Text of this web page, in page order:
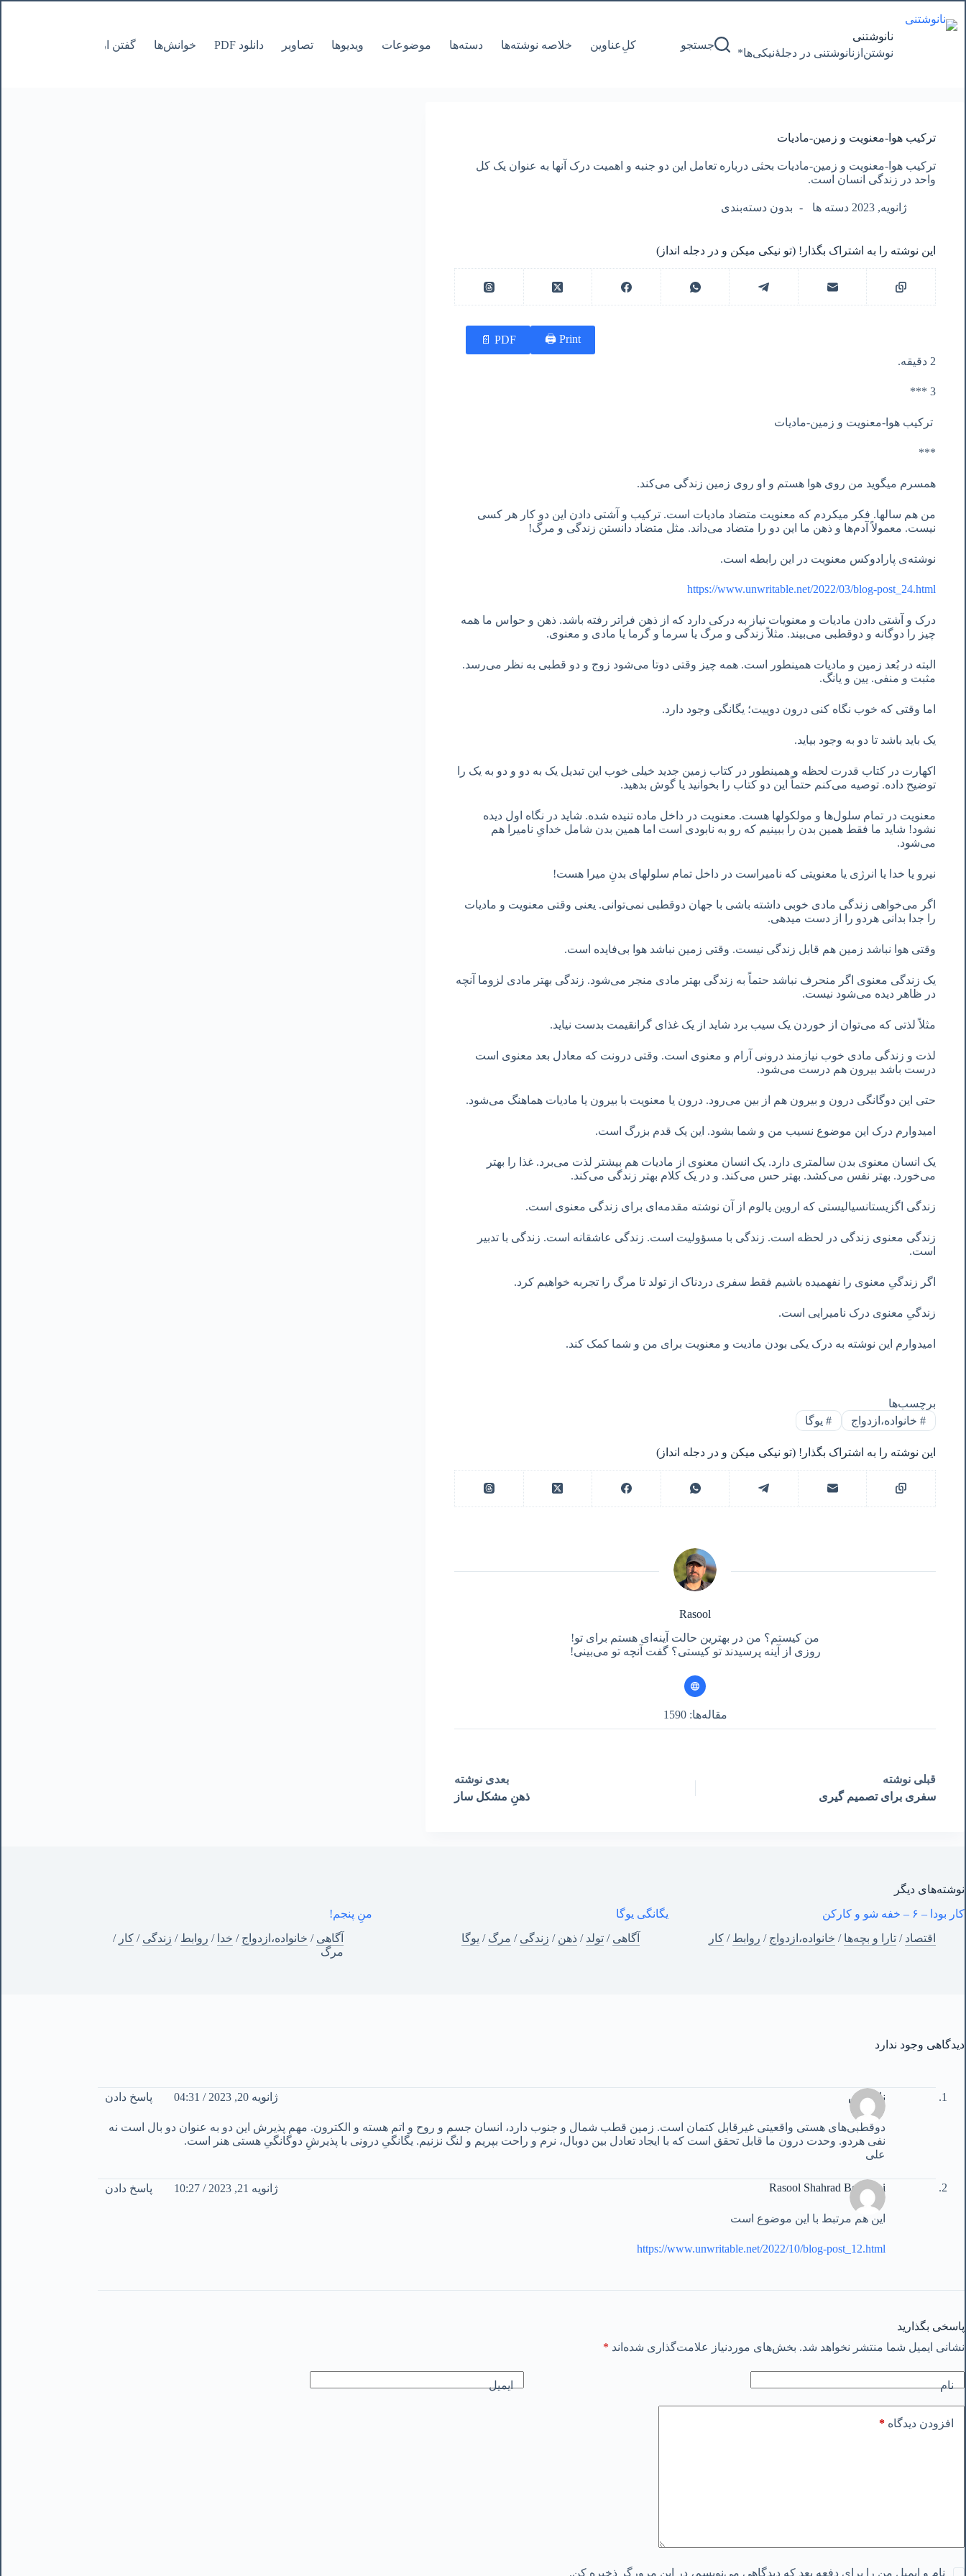
به
محتوا
نانوشتنی
نوشتن‌از‌نانوشتنی‌ در‌ دجلۀنیکی‌ها*
جستجو کل‌ِعناوین خلاصه نوشته‌ها دسته‌ها موضوعات ویدیوها تصاویر دانلود PDF خوانش‌ها گفتن از نانوشتنی
ترکیب هوا-معنویت و زمین-مادیات
ترکیب هوا-معنویت و زمین-مادیات بحثی درباره تعامل این دو جنبه و اهمیت درک آنها به عنوان یک کل
واحد در زندگی انسان است.
ژانویه, 2023 دسته ها بدون دسته‌بندی
این نوشته را به اشتراک بگذار! (تو نیکی میکن و در دجله انداز)
Print 🖨
PDF 📄
2 دقیقه.
3 ***
ترکیب هوا-معنویت و زمین-مادیات
***
همسرم میگوید من روی هوا هستم و او روی زمین زندگی می‌کند.
من هم سالها. فکر میکردم که معنویت متضاد مادیات است. ترکیب و آشتی دادن این دو کار هر کسی
نیست. معمولاً آدم‌ها و ذهن ما این دو را متضاد می‌داند. مثل متضاد دانستن زندگی و مرگ!
نوشته‌ی پارادوکس معنویت در این رابطه است.
https://www.unwritable.net/2022/03/blog-post_24.html
درک و آشتی دادن مادیات و معنویات نیاز به درکی دارد که از ذهن فراتر رفته باشد. ذهن و حواس ما همه
چیز را دوگانه و دوقطبی می‌بیند. مثلاً زندگی و مرگ یا سرما و گرما یا مادی و معنوی.
البته در بُعد زمین و مادیات همینطور است. همه چیز وقتی دوتا می‌شود زوج و دو قطبی به نظر می‌رسد.
مثبت و منفی. یین و یانگ.
اما وقتی که خوب نگاه کنی درون دوییت؛ یگانگی وجود دارد.
یک باید باشد تا دو به وجود بیاید.
اکهارت در کتاب قدرت لحظه و همینطور در کتاب زمین جدید خیلی خوب این تبدیل یک به دو و دو به یک را
توضیح داده. توصیه می‌کنم حتماً این دو کتاب را بخوانید یا گوش بدهید.
معنویت در تمام سلول‌ها و مولکولها هست. معنویت در داخل ماده تنیده شده. شاید در نگاه اول دیده
نشود! شاید ما فقط همین بدن را ببینیم که رو به نابودی است اما همین بدن شامل خدایِ نامیرا هم
می‌شود.
نیرو یا خدا یا انرژی یا معنویتی که نامیراست در داخل تمام سلولهای بدنِ میرا هست!
اگر می‌خواهی زندگی مادی خوبی داشته باشی با جهان دوقطبی نمی‌توانی. یعنی وقتی معنویت و مادیات
را جدا بدانی هردو را از دست میدهی.
وقتی هوا نباشد زمین هم قابل زندگی نیست. وقتی زمین نباشد هوا بی‌فایده است.
یک زندگی معنوی اگر منحرف نباشد حتماً به زندگی بهتر مادی منجر می‌شود. زندگی بهتر مادی لزوما آنچه
در ظاهر دیده می‌شود نیست.
مثلاً لذتی که می‌توان از خوردن یک سیب برد شاید از یک غذای گرانقیمت بدست نیاید.
لذت و زندگی مادی خوب نیازمند درونی آرام و معنوی است. وقتی درونت که معادل بعد معنوی است
درست باشد بیرون هم درست می‌شود.
حتی این دوگانگی درون و بیرون هم از بین می‌رود. درون یا معنویت با بیرون یا مادیات هماهنگ می‌شود.
امیدوارم درک این موضوع نسیب من و شما بشود. این یک قدم بزرگ است.
یک انسان معنوی بدن سالمتری دارد. یک انسان معنوی از مادیات هم بیشتر لذت می‌برد. غذا را بهتر
می‌خورد. بهتر نفس می‌کشد. بهتر حس می‌کند. و در یک کلام بهتر زندگی می‌کند.
زندگی اگزیستانسیالیستی که اروین یالوم از آن نوشته مقدمه‌ای برای زندگی معنوی است.
زندگی معنوی زندگی در لحظه است. زندگی با مسؤولیت است. زندگی عاشقانه است. زندگی با تدبیر
است.
اگر زندگیِ معنوی را نفهمیده باشیم فقط سفری دردناک از تولد تا مرگ را تجربه خواهیم کرد.
زندگیِ معنوی درک نامیرایی است.
امیدوارم این نوشته به درک یکی بودن مادیت و معنویت برای من و شما کمک کند.
برچسب‌ها
#خانواده،ازدواج #یوگا
این نوشته را به اشتراک بگذار! (تو نیکی میکن و در دجله انداز)
Rasool
من کیستم؟ من در بهترین حالت آینه‌ای هستم برای تو!
روزی از آینه پرسیدند تو کیستی؟ گفت آنچه تو می‌بینی!
مقاله‌ها: 1590
قبلی نوشته
سفری برای تصمیم گیری
بعدی نوشته
ذهنِ مشکل ساز
نوشته‌های‌ دیگر
کار بودا – ۶ – خفه شو و کارکن
اقتصاد / تارا و بچه‌ها / خانواده،ازدواج / روابط / کار
یگانگی یوگا
آگاهی / تولد / ذهن / زندگی / مرگ / یوگا
منِ پنجم!
آگاهی / خانواده،ازدواج / خدا / روابط / زندگی / کار /
مرگ
دیدگاهی وجود ندارد
ناشناس ژانویه 20, 2023 / 04:31 پاسخ دادن
دوقطبی‌های هستی واقعیتی غیرقابل کتمان است. زمین قطب شمال و جنوب دارد، انسان جسم و روح و اتم هسته و الکترون. مهم پذیرش این دو به عنوان دو بال است نه
نفی هردو. وحدت درون ما قابل تحقق است که با ایجاد تعادل بین دوبال، نرم و راحت بپریم و لنگ نزنیم. یگانگیِ درونی با پذیرشِ دوگانگیِ هستی هنر است.
علی
Rasool Shahrad Bejestani ژانویه 21, 2023 / 10:27 پاسخ دادن
این هم مرتبط با این موضوع است
https://www.unwritable.net/2022/10/blog-post_12.html
پاسخی بگذارید
نشانی ایمیل شما منتشر نخواهد شد. بخش‌های موردنیاز علامت‌گذاری شده‌اند *
نام ایمیل
افزودن دیدگاه *
نام و ایمیل من را برای دفعه بعد که دیدگاهی می‌نویسم، در این مرورگر ذخیره کن.